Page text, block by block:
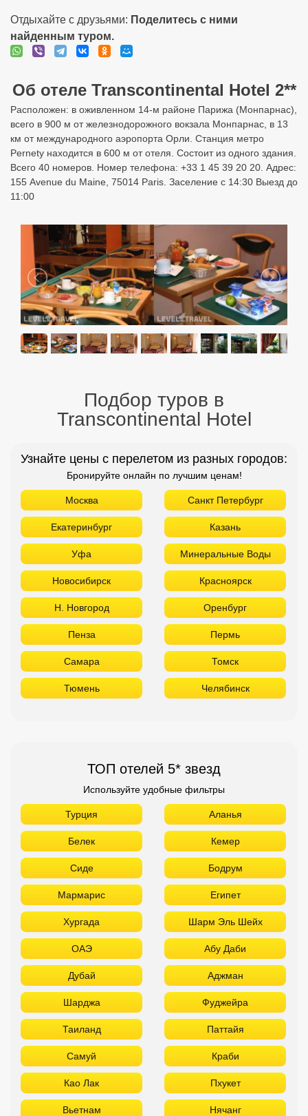
Отдыхайте с друзьями: Поделитесь с ними
найденным туром.
Об отеле Transcontinental Hotel 2**
Расположен: в оживленном 14-м районе Парижа (Монпарнас),
всего в 900 м от железнодорожного вокзала Монпарнас, в 13
км от международного аэропорта Орли. Станция метро
Pernety находится в 600 м от отеля. Состоит из одного здания.
Всего 40 номеров. Номер телефона: +33 1 45 39 20 20. Адрес:
155 Avenue du Maine, 75014 Paris. Заселение с 14:30 Выезд до
11:00
Подбор туров в
Transcontinental Hotel
Узнайте цены с перелетом из разных городов:
Бронируйте онлайн по лучшим ценам!
Москва Санкт Петербург
Екатеринбург Казань
Уфа Минеральные Воды
Новосибирск Красноярск
Н. Новгород Оренбург
Пенза Пермь
Самара Томск
Тюмень Челябинск
ТОП отелей 5* звезд
Используйте удобные фильтры
Турция Аланья
Белек Кемер
Сиде Бодрум
Мармарис Египет
Хургада Шарм Эль Шейх
ОАЭ Абу Даби
Дубай Аджман
Шарджа Фуджейра
Таиланд Паттайя
Самуй Краби
Као Лак Пхукет
Вьетнам Нячанг